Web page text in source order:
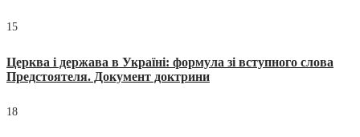
15
Церква і держава в Україні: формула зі вступного слова
Предстоятеля. Документ доктрини
18